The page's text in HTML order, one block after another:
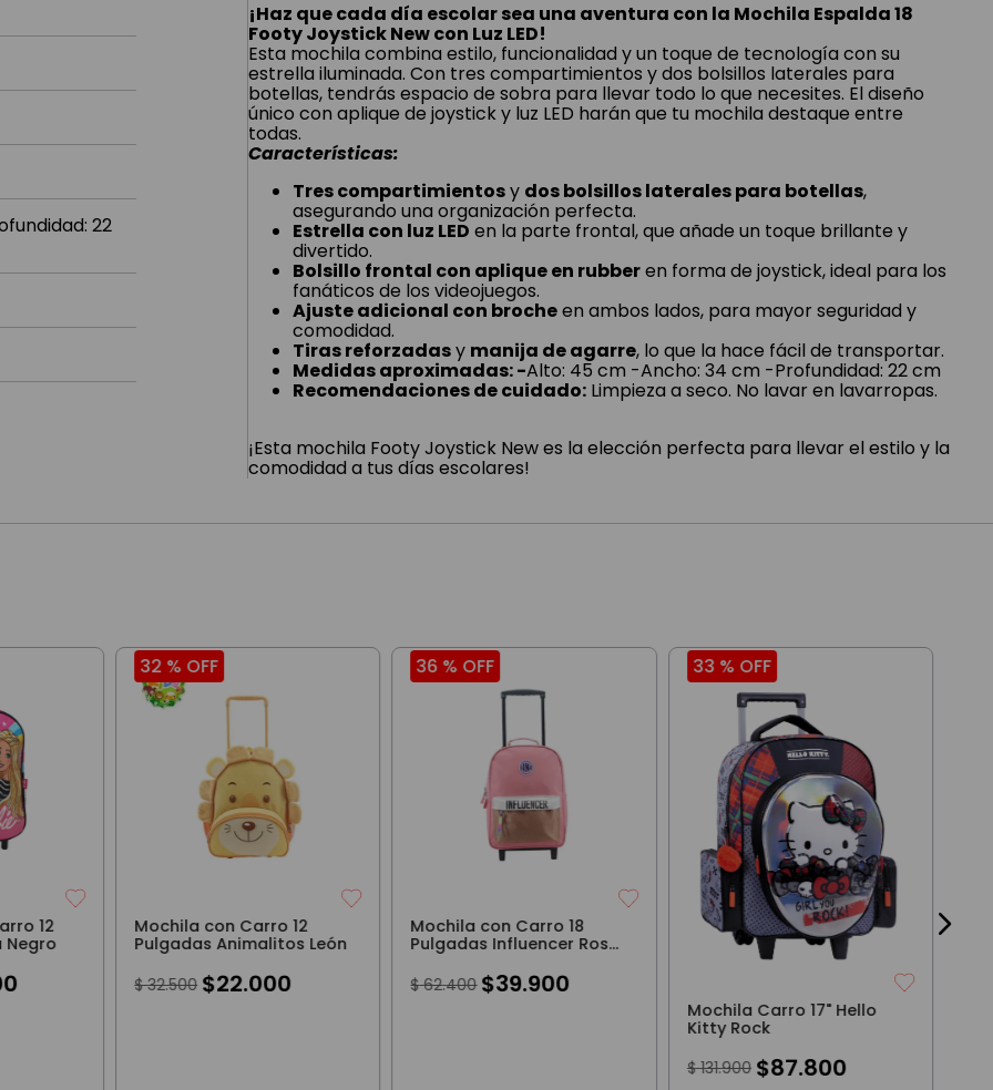
22
¡Haz que cada día escolar sea una aventura con la Mochila Espalda 18
Footy Joystick New con Luz LED!
Esta mochila combina estilo, funcionalidad y un toque de tecnología con su
estrella iluminada. Con tres compartimientos y dos bolsillos laterales para
botellas, tendrás espacio de sobra para llevar todo lo que necesites. El diseño
único con aplique de joystick y luz LED harán que tu mochila destaque entre
todas.
Características:
Tres compartimientosy dos bolsillos laterales para botellas,
asegurando una organización perfecta.
Estrella con luz LED en la parte frontal, que añade un toque brillante y
divertido.
Bolsillo frontal con aplique en rubberen forma de joystick, ideal para los
fanáticos de los videojuegos.
Ajuste adicional con brocheen ambos lados, para mayor seguridad y
comodidad.
Tiras reforzadasy manija de agarre, lo que la hace fácil de transportar.
Medidas aproximadas: -Alto: 45 cm -Ancho: 34 cm -Profundidad: 22 cm
Recomendaciones de cuidado: Limpieza a seco. No lavar en lavarropas.
¡Esta mochila Footy Joystick New es la elección perfecta para llevar el estilo y la
comodidad a tus días escolares!
12
Negro
32 % OFF
Mochila con Carro 12
Pulgadas Animalitos León
$ 32.500 $22.000
36 % OFF
Mochila con Carro 18
Pulgadas Influencer Rosa
$ 62.400 $39.900
33 % OFF
Mochila Carro 17" Hello
Kitty Rock
$ 131.900 $87.800